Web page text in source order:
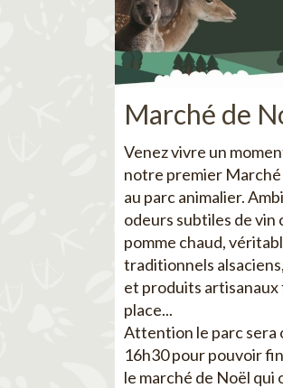
Marché de
Venez vivre un
notre premier
au parc animalier.
odeurs subtiles de vin
pomme chaud,
traditionnels
et produits
place...
Attention le parc sera
16h30 pour pouvoir
le marché de Noël qui